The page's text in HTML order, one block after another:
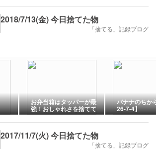
2018/7/13(金) 今日捨てた物
「捨てる」記録ブログ
お弁当箱はタッパーが最
強！おしゃれさを捨てて
家事のラクさを選んだ我
が家のリアルな本音
バナナのちか
26-7-4】
2017/11/7(火) 今日捨てた物
「捨てる」記録ブログ